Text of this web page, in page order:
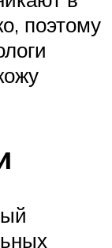
поэтому